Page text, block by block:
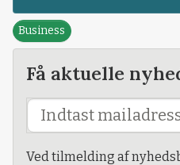
Business
Få aktuelle
Ved tilmelding af